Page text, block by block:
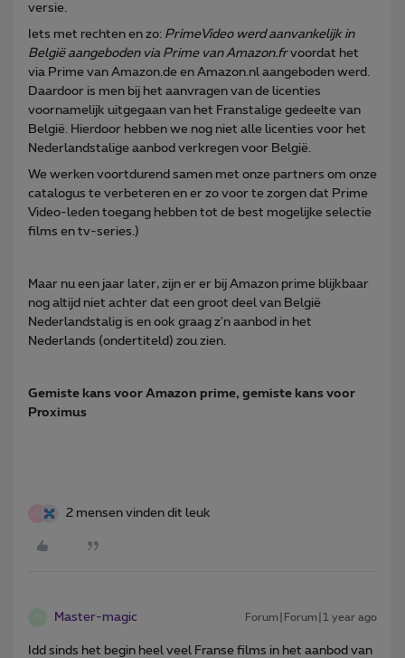
versie.
Iets met rechten en zo: PrimeVideo werd aanvankelijk in
België aangeboden via Prime van Amazon.frvoordat het
via Prime van Amazon.de en Amazon.nl aangeboden werd.
Daardoor is men bij het aanvragen van de licenties
voornamelijk uitgegaan van het Franstalige gedeelte van
België. Hierdoor hebben we nog niet alle licenties voor het
Nederlandstalige aanbod verkregen voor België.
We werken voortdurend samen met onze partners om onze
catalogus te verbeteren en er zo voor te zorgen dat Prime
Video-leden toegang hebben tot de best mogelijke selectie
films en tv-series.)
Maar nu een jaar later, zijn er er bij Amazon prime blijkbaar
nog altijd niet achter dat een groot deel van België
Nederlandstalig is en ook graag z'n aanbod in het
Nederlands (ondertiteld) zou zien.
Gemiste kans voor Amazon prime, gemiste kans voor
Proximus
2 mensen vinden dit leuk
Master-magic Forum|Forum|1 year ago
Idd sinds het begin heel veel Franse films in het aanbod van